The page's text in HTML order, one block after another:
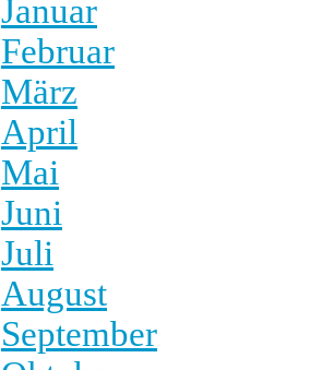
Januar
Februar
März
April
Mai
Juni
Juli
August
September